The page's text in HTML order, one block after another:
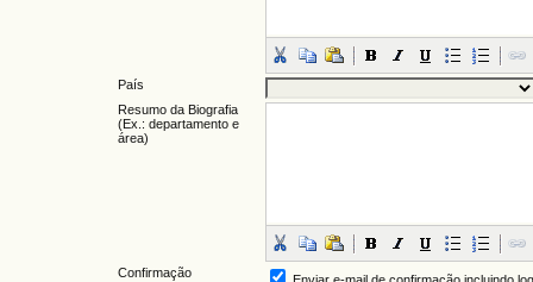
País
Resumo da Biografia
(Ex.: departamento e
área)
Confirmação